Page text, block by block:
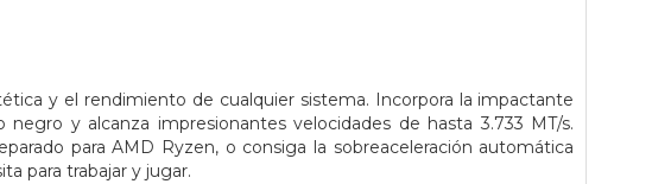
y el rendimiento de cualquier sistema. Incorpora la impactante
y alcanza impresionantes velocidades de hasta 3.733 MT/s.
para AMD Ryzen, o consiga la sobreaceleración automática
para trabajar y jugar.